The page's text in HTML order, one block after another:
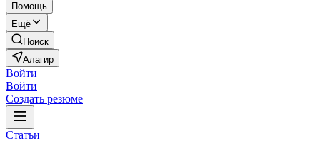
Помощь
Ещё
Поиск
Алагир
Войти
Войти
Создать резюме
Статьи